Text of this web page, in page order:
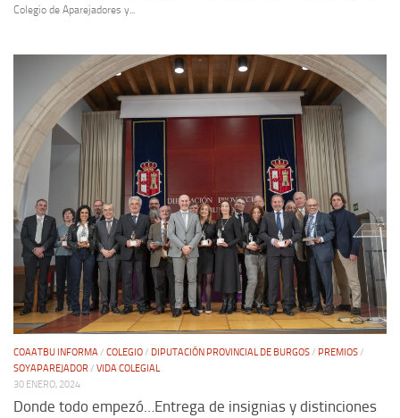
Colegio de Aparejadores y...
COAATBU INFORMA/ COLEGIO/ DIPUTACIÓN PROVINCIAL DE BURGOS/ PREMIOS/
SOYAPAREJADOR/ VIDA COLEGIAL
30 ENERO, 2024
Donde todo empezó…Entrega de insignias y distinciones